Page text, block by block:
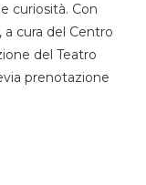
curiosità. Con
a cura del Centro
del Teatro
prenotazione